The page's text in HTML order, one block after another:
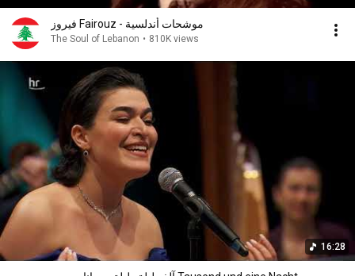
فيروز Fairouz - موشحات أندلسية
The Soul of Lebanon • 810K views
16:28